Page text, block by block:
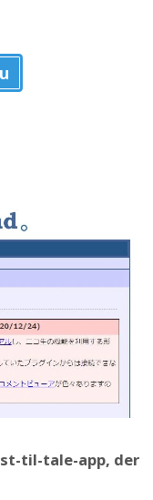
til-tale-app, der